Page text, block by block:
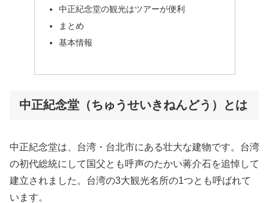
中正紀念堂の観光はツアーが便利
まとめ
基本情報
中正紀念堂（ちゅうせいきねんどう）とは
中正紀念堂は、台湾・台北市にある壮大な建物です。台湾
の初代総統にして国父とも呼声のたかい蒋介石を追悼して
建立されました。台湾の3大観光名所の1つとも呼ばれて
います。